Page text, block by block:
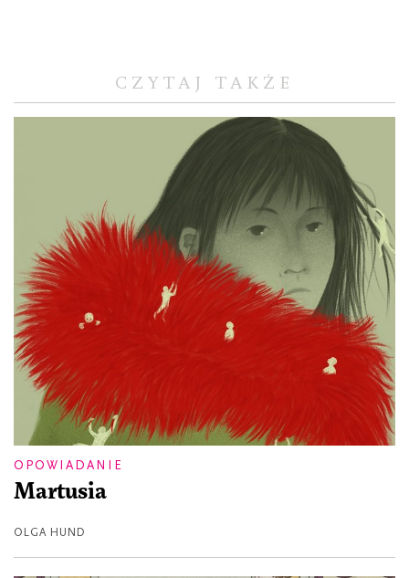
CZYTAJ TAKŻE
OPOWIADANIE
Martusia
OLGA HUND